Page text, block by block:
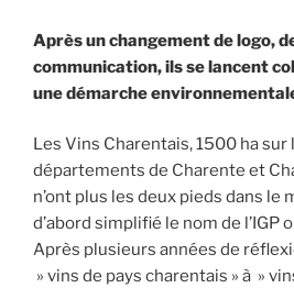
Après un changement de logo,
communication, ils se lancent
une démarche
Les Vins Charentais, 1500 ha sur
départements de Charente et
n’ont plus les deux pieds dans le
d’abord simplifié le nom de l’IGP
Après plusieurs années de
» vins de pays charentais » à »